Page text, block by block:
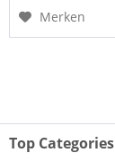
Merken
Top Categories